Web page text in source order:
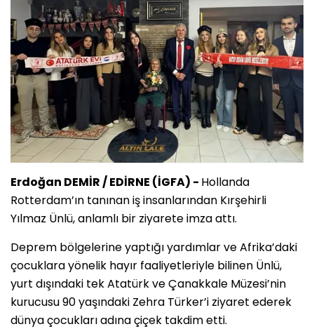
Erdoğan DEMİR / EDİRNE (İGFA) - Hollanda
Rotterdam’ın tanınan iş insanlarından Kırşehirli
Yılmaz Ünlü, anlamlı bir ziyarete imza attı.
Deprem bölgelerine yaptığı yardımlar ve Afrika’daki
çocuklara yönelik hayır faaliyetleriyle bilinen Ünlü,
yurt dışındaki tek Atatürk ve Çanakkale Müzesi’nin
kurucusu 90 yaşındaki Zehra Türker’i ziyaret ederek
dünya çocukları adına çiçek takdim etti.